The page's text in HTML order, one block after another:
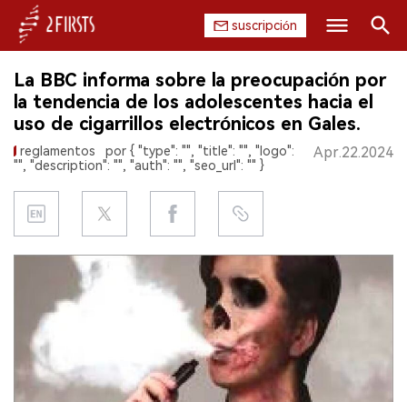
suscripción
INICIO
EMPRESA
REGULACIÓN
DATOS
EXPOSICIÓN
Buscar
La BBC informa sobre la preocupación por
la tendencia de los adolescentes hacia el
uso de cigarrillos electrónicos en Gales.
reglamentos
por { "type": "", "title": "", "logo":
"", "description": "", "auth": "", "seo_url": "" }
Apr.22.2024